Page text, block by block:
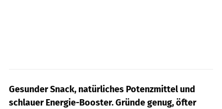
Gesunder Snack, natürliches Potenzmittel und
schlauer Energie-Booster. Gründe genug, öfter